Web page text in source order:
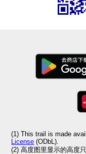
(1) This trail is made
License (ODbL).
(2) 高度图里显示的高度